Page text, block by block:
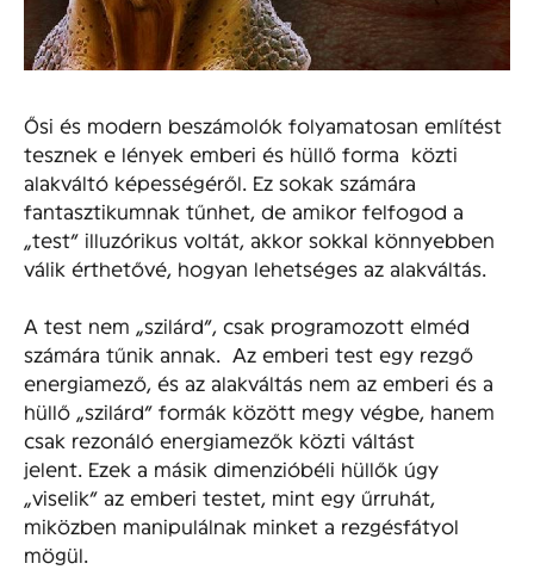
Ősi és modern beszámolók folyamatosan említést
tesznek e lények emberi és hüllő forma közti
alakváltó képességéről. Ez sokak számára
fantasztikumnak tűnhet, de amikor felfogod a
„test” illuzórikus voltát, akkor sokkal könnyebben
válik érthetővé, hogyan lehetséges az alakváltás.
A test nem „szilárd”, csak programozott elméd
számára tűnik annak. Az emberi test egy rezgő
energiamező, és az alakváltás nem az emberi és a
hüllő „szilárd” formák között megy végbe, hanem
csak rezonáló energiamezők közti váltást
jelent. Ezek a másik dimenzióbéli hüllők úgy
„viselik” az emberi testet, mint egy űrruhát,
miközben manipulálnak minket a rezgésfátyol
mögül.